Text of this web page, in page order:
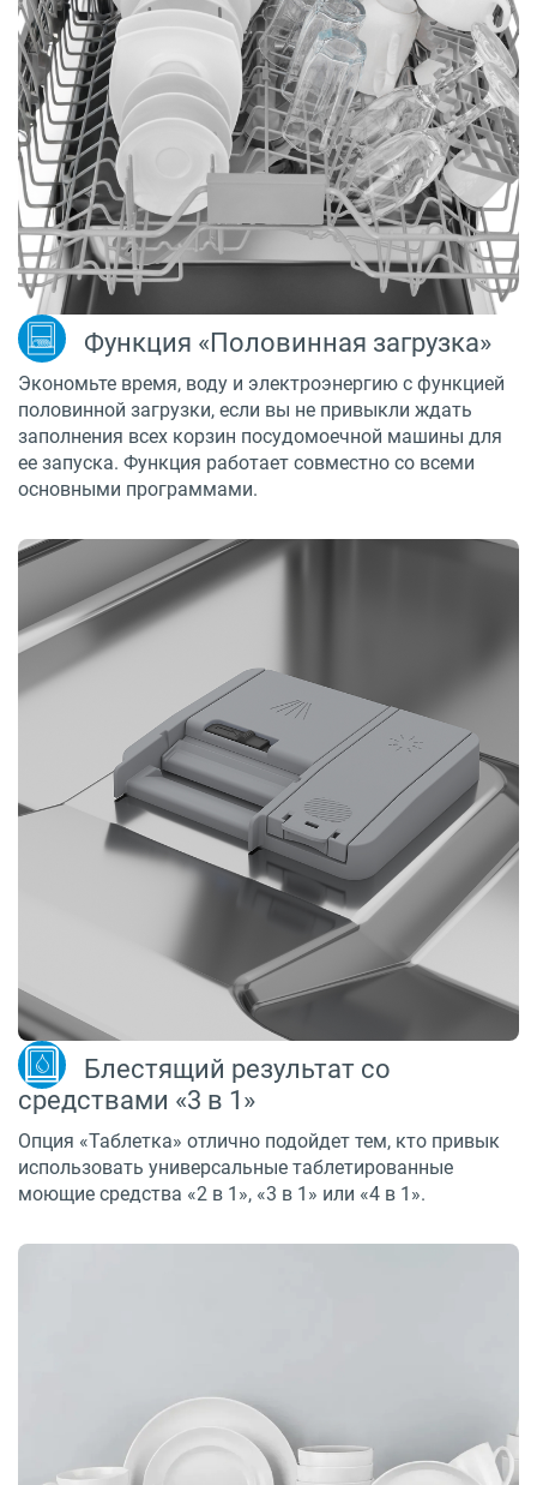
Функция «Половинная загрузка»
Экономьте время, воду и электроэнергию с функцией
половинной загрузки, если вы не привыкли ждать
заполнения всех корзин посудомоечной машины для
ее запуска. Функция работает совместно со всеми
основными программами.
Блестящий результат со
средствами «3 в 1»
Опция «Таблетка» отлично подойдет тем, кто привык
использовать универсальные таблетированные
моющие средства «2 в 1», «3 в 1» или «4 в 1».